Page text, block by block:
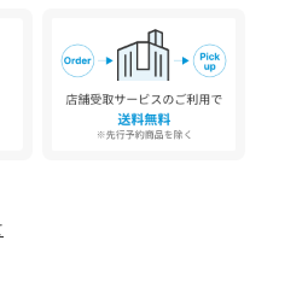
で、シューズ次第で通勤から休日
抜け感のあるスタイルはもちろ
いめな印象にも仕上がります。
があります。